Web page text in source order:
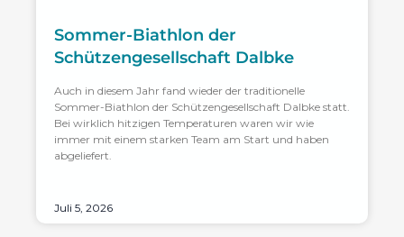
Sommer-Biathlon der
Schützengesellschaft Dalbke
Auch in diesem Jahr fand wieder der traditionelle
Sommer-Biathlon der Schützengesellschaft Dalbke statt.
Bei wirklich hitzigen Temperaturen waren wir wie
immer mit einem starken Team am Start und haben
abgeliefert.
Juli 5, 2026